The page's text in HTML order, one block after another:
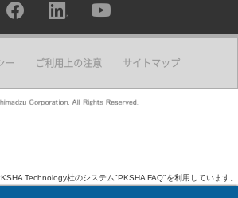
ー ご利用上の注意 サイトマップ
Technology社のシステム"PKSHA FAQ"を利用しています。